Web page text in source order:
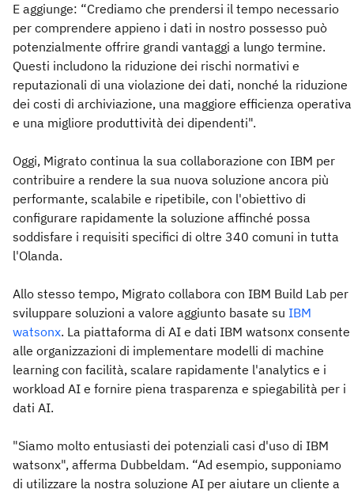
E aggiunge: “Crediamo che prendersi il tempo necessario
per comprendere appieno i dati in nostro possesso può
potenzialmente offrire grandi vantaggi a lungo termine.
Questi includono la riduzione dei rischi normativi e
reputazionali di una violazione dei dati, nonché la riduzione
dei costi di archiviazione, una maggiore efficienza operativa
e una migliore produttività dei dipendenti".
Oggi, Migrato continua la sua collaborazione con IBM per
contribuire a rendere la sua nuova soluzione ancora più
performante, scalabile e ripetibile, con l'obiettivo di
configurare rapidamente la soluzione affinché possa
soddisfare i requisiti specifici di oltre 340 comuni in tutta
l'Olanda.
Allo stesso tempo, Migrato collabora con IBM Build Lab per
sviluppare soluzioni a valore aggiunto basate su IBM
watsonx. La piattaforma di AI e dati IBM watsonx consente
alle organizzazioni di implementare modelli di machine
learning con facilità, scalare rapidamente l'analytics e i
workload AI e fornire piena trasparenza e spiegabilità per i
dati AI.
"Siamo molto entusiasti dei potenziali casi d'uso di IBM
watsonx", afferma Dubbeldam. “Ad esempio, supponiamo
di utilizzare la nostra soluzione AI per aiutare un cliente a